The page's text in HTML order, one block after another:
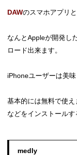
DAWのスマホアプリ
なんとAppleが開発し
ロード出来ます。
iPhoneユーザーは美味
基本的には無料で使
などをインストールす
medly